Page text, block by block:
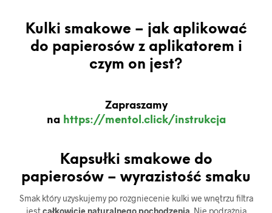
Kulki smakowe – jak aplikować
do papierosów z aplikatorem i
czym on jest?
Zapraszamy
na https://mentol.click/instrukcja
Kapsułki smakowe do
papierosów – wyrazistość smaku
Smak który uzyskujemy po rozgniecenie kulki we wnętrzu filtra
jestcałkowicie naturalnego pochodzenia . Nie podrażnia